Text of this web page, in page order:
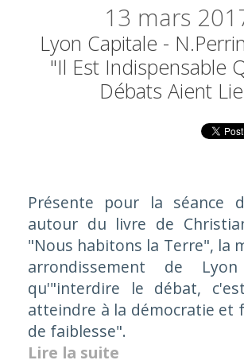
13 mars
Lyon Capitale -
"il Est Indispensable
Débats Aient
Présente pour la séance
autour du livre de
"Nous habitons la Terre", la
arrondissement de Lyon
qu'"interdire le débat,
atteindre à la démocratie et
de faiblesse".
Lire la suite